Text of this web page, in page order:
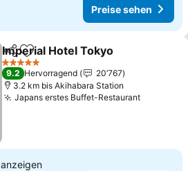
Preise sehen
TeilenZu Favoriten hinzufügen
Imperial Hotel Tokyo
5 Sterne
9.2 Hervorragend
20’767
3.2 km bis Akihabara Station
Japans erstes Buffet-Restaurant
anzeigen